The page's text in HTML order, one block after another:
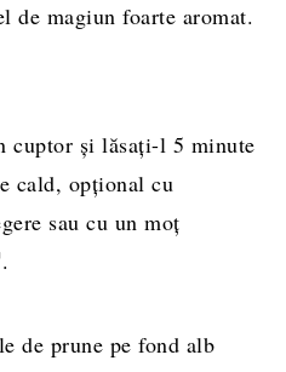
de magiun foarte aromat.
cuptor și lăsați-l 5 minute
cald, opțional cu
sau cu un moț
.